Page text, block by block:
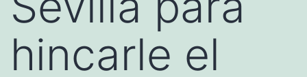
hincarle el